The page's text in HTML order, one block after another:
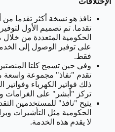
نافذ هو نسخة أكثر تقدما من
تقدما. تم تصميم الأول
الحكومية المتعددة من خلال
على توفير الوصول إلى
فقط.
وفي حين تسمح كلتا
تقدم "نفاذ" مجموعة واسعة
ذلك فواتير الكهرباء وفواتير
تركز "أبشر" على الغرامات
يتيح "نافذ" للمستخدمين
الحكومية مثل التأشيرات
لا يقدم هذه الخدمة.